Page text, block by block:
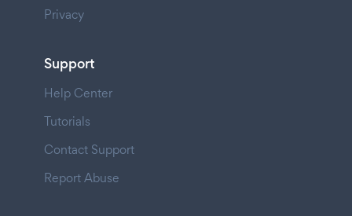
Privacy
Support
Help Center
Tutorials
Contact Support
Report Abuse